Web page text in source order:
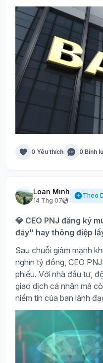
0 Yêu thích 0 Bình
Loan Minh
14 Thg 07
Theo
💎 CEO PNJ đăng ký
đáy" hay thông điệp
Sau chuỗi giảm mạnh
nghìn tỷ đồng, CEO
phiếu. Với nhà đầu tư,
giao dịch cá nhân mà
niềm tin của ban lãnh